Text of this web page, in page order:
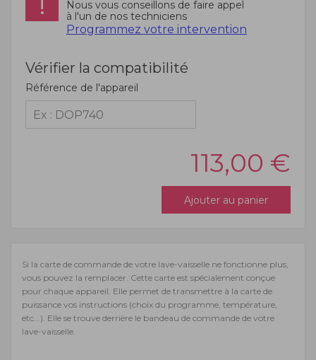
Nous vous conseillons de faire appel
à l'un de nos techniciens
Programmez votre intervention
Vérifier la compatibilité
Référence de l'appareil
113,00 €
Ajouter au panier
Si la carte de commande de votre lave-vaisselle ne fonctionne plus,
vous pouvez la remplacer. Cette carte est spécialement conçue
pour chaque appareil. Elle permet de transmettre à la carte de
puissance vos instructions (choix du programme, température,
etc...). Elle se trouve derrière le bandeau de commande de votre
lave-vaisselle.